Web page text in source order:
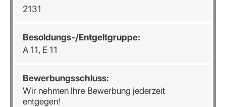
2131
Besoldungs-/Entgeltgruppe:
A 11, E 11
Bewerbungsschluss:
Wir nehmen Ihre Bewerbung jederzeit
entgegen!